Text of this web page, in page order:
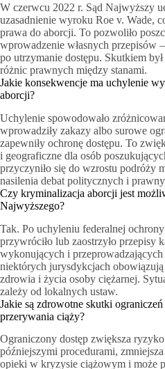
W czerwcu 2022 r. Sąd Najwyższy
uzasadnienie wyroku Roe v. Wade,
prawa do aborcji. To pozwoliło
wprowadzenie własnych przepisów
po utrzymanie dostępu. Skutkiem
różnic prawnych między stanami.
Jakie konsekwencje ma uchylenie
aborcji?
Uchylenie spowodowało
wprowadziły zakazy albo surowe
zapewniły ochronę dostępu. To
i geograficzne dla osób
przyczyniło się do wzrostu podróży
nasilenia debat politycznych i
Czy kryminalizacja aborcji jest
Najwyższego?
Tak. Po uchyleniu federalnej
przywróciło lub zaostrzyło przepisy
wykonujących i
niektórych jurysdykcjach
zdrowia i życia osoby ciężarnej.
zależy od lokalnych ustaw.
Jakie są zdrowotne skutki
przerywania ciąży?
Ograniczony dostęp zwiększa
późniejszymi procedurami,
opieki w kryzysie ciążowym i może